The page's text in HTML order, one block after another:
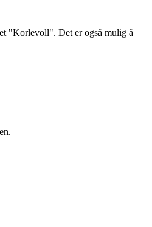
"Korlevoll". Det er også mulig å